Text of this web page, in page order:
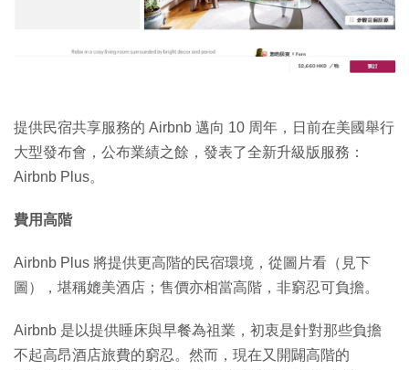
提供民宿共享服務的 Airbnb 邁向 10 周年，日前在美國舉行
大型發布會，公布業績之餘，發表了全新升級版服務：
Airbnb Plus。
費用高階
Airbnb Plus 將提供更高階的民宿環境，從圖片看（見下
圖），堪稱媲美酒店；售價亦相當高階，非窮忍可負擔。
Airbnb 是以提供睡床與早餐為祖業，初衷是針對那些負擔
不起高昂酒店旅費的窮忍。然而，現在又開闢高階的